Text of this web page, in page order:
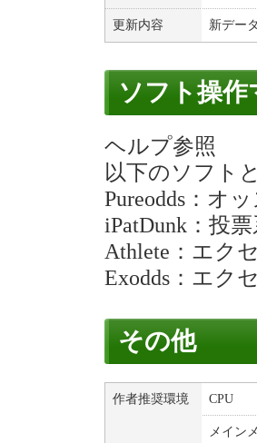
更新内容 新デー
ソフト操
ヘルプ参照
以下のソフト
Pureodds：オ
iPatDunk：投
Athlete：エク
Exodds：エク
その他
作者推奨環境 CPU
メイン